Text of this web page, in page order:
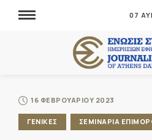
07
16 ΦΕΒΡΟΥΑΡΙΟΥ 2023
ΓΕΝΙΚΕΣ ΣΕΜΙΝΑΡΙΑ